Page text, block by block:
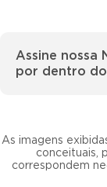
As imagens
conceituais,
correspondem
Assine nossa
por dentro